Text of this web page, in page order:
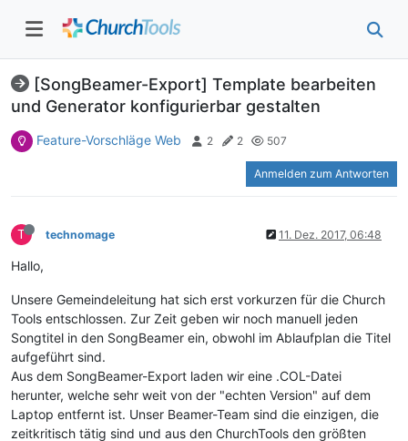
[SongBeamer-Export] Template bearbeiten
und Generator konfigurierbar gestalten
Feature-Vorschläge Web 2 2 507
Anmelden zum Antworten
T technomage 11. Dez. 2017, 06:48
Hallo,
Unsere Gemeindeleitung hat sich erst vorkurzen für die Church
Tools entschlossen. Zur Zeit geben wir noch manuell jeden
Songtitel in den SongBeamer ein, obwohl im Ablaufplan die Titel
aufgeführt sind.
Aus dem SongBeamer-Export laden wir eine .COL-Datei
herunter, welche sehr weit von der "echten Version" auf dem
Laptop entfernt ist. Unser Beamer-Team sind die einzigen, die
zeitkritisch tätig sind und aus den ChurchTools den größten